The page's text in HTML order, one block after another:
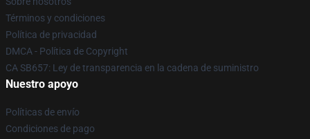
Términos y condiciones
Política de privacidad
DMCA - Política de Copyright
CA SB657: Ley de transparencia en la cadena de suministro
Nuestro apoyo
Políticas de envío
Condiciones de pago